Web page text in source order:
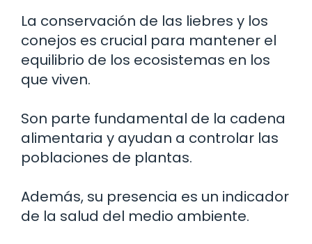
La conservación de las liebres y los
conejos es crucial para mantener el
equilibrio de los ecosistemas en los
que viven.
Son parte fundamental de la cadena
alimentaria y ayudan a controlar las
poblaciones de plantas.
Además, su presencia es un indicador
de la salud del medio ambiente.